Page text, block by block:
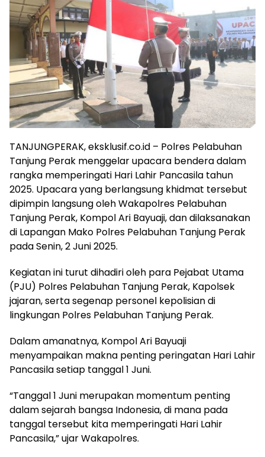
TANJUNGPERAK, eksklusif.co.id – Polres Pelabuhan
Tanjung Perak menggelar upacara bendera dalam
rangka memperingati Hari Lahir Pancasila tahun
2025. Upacara yang berlangsung khidmat tersebut
dipimpin langsung oleh Wakapolres Pelabuhan
Tanjung Perak, Kompol Ari Bayuaji, dan dilaksanakan
di Lapangan Mako Polres Pelabuhan Tanjung Perak
pada Senin, 2 Juni 2025.
Kegiatan ini turut dihadiri oleh para Pejabat Utama
(PJU) Polres Pelabuhan Tanjung Perak, Kapolsek
jajaran, serta segenap personel kepolisian di
lingkungan Polres Pelabuhan Tanjung Perak.
Dalam amanatnya, Kompol Ari Bayuaji
menyampaikan makna penting peringatan Hari Lahir
Pancasila setiap tanggal 1 Juni.
“Tanggal 1 Juni merupakan momentum penting
dalam sejarah bangsa Indonesia, di mana pada
tanggal tersebut kita memperingati Hari Lahir
Pancasila,” ujar Wakapolres.